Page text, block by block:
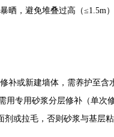
晒，避免堆叠过高（≤1.5m
补或新建墙体，需养护至含
用专用砂浆分层修补（单
或拉毛，否则砂浆与基层